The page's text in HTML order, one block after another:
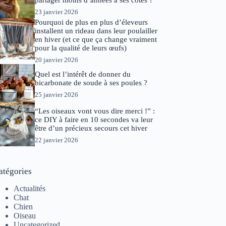
23 janvier 2026
Pourquoi de plus en plus d’éleveurs
installent un rideau dans leur poulailler
en hiver (et ce que ça change vraiment
pour la qualité de leurs œufs)
20 janvier 2026
Quel est l’intérêt de donner du
bicarbonate de soude à ses poules ?
25 janvier 2026
“Les oiseaux vont vous dire merci !” :
ce DIY à faire en 10 secondes va leur
être d’un précieux secours cet hiver
22 janvier 2026
Actualités
Chat
Chien
Oiseau